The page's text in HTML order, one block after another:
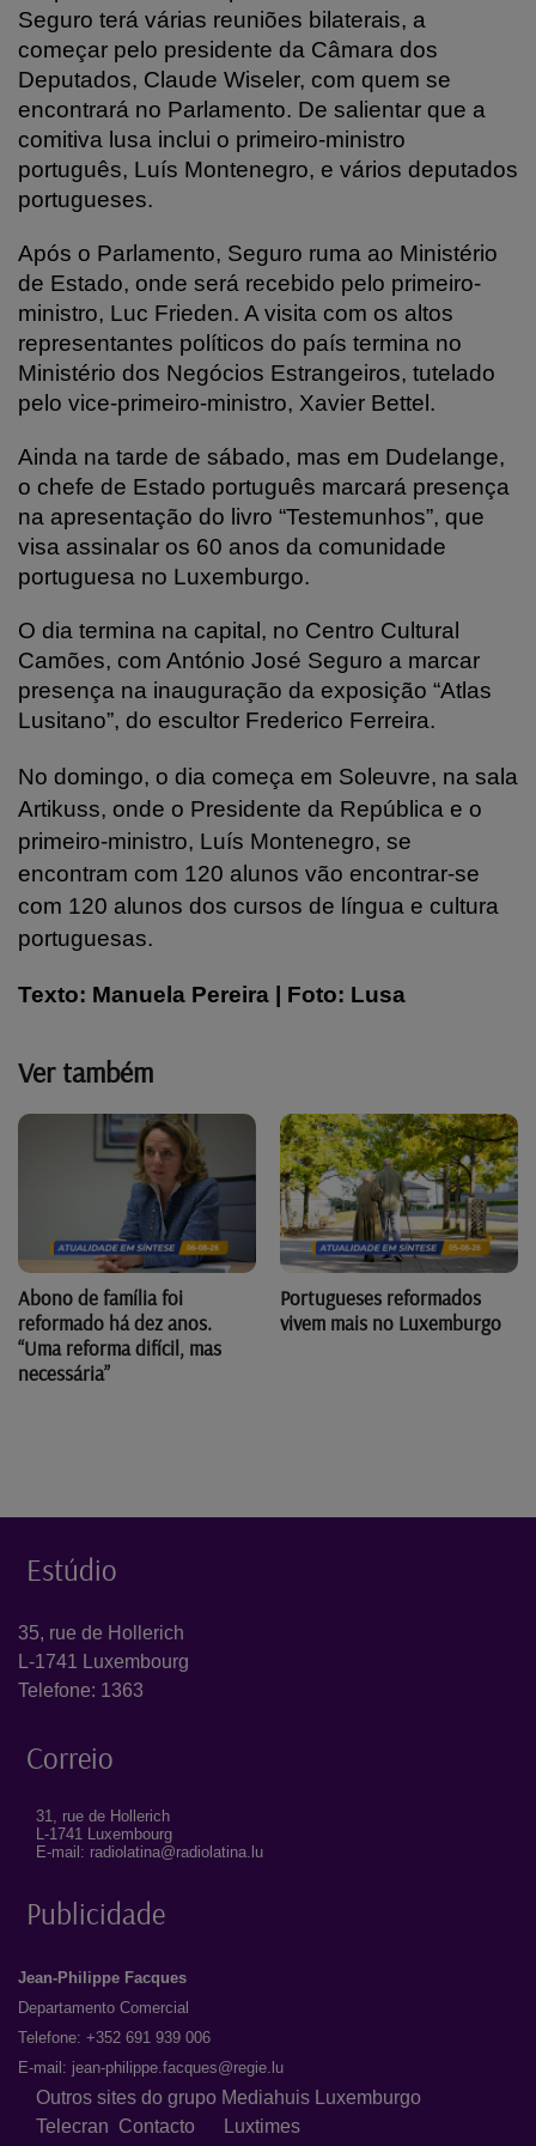
Seguro terá várias reuniões bilaterais, a
começar pelo presidente da Câmara dos
Deputados, Claude Wiseler, com quem se
encontrará no Parlamento. De salientar que a
comitiva lusa inclui o primeiro-ministro
português, Luís Montenegro, e vários deputados
portugueses.
Após o Parlamento, Seguro ruma ao Ministério
de Estado, onde será recebido pelo primeiro-
ministro, Luc Frieden. A visita com os altos
representantes políticos do país termina no
Ministério dos Negócios Estrangeiros, tutelado
pelo vice-primeiro-ministro, Xavier Bettel.
Ainda na tarde de sábado, mas em Dudelange,
o chefe de Estado português marcará presença
na apresentação do livro “Testemunhos”, que
visa assinalar os 60 anos da comunidade
portuguesa no Luxemburgo.
O dia termina na capital, no Centro Cultural
Camões, com António José Seguro a marcar
presença na inauguração da exposição “Atlas
Lusitano”, do escultor Frederico Ferreira.
No domingo, o dia começa em Soleuvre, na sala
Artikuss, onde o Presidente da República e o
primeiro-ministro, Luís Montenegro, se
encontram com 120 alunos vão encontrar-se
com 120 alunos dos cursos de língua e cultura
portuguesas.
Texto: Manuela Pereira | Foto: Lusa
Ver também
Abono de família foi
reformado há dez anos.
“Uma reforma difícil, mas
necessária”
Portugueses reformados
vivem mais no Luxemburgo
Estúdio
35, rue de Hollerich
L-1741 Luxembourg
Telefone: 1363
Correio
31, rue de Hollerich
L-1741 Luxembourg
E-mail: radiolatina@radiolatina.lu
Publicidade
Jean-Philippe Facques
Departamento Comercial
Telefone: +352 691 939 006
E-mail: jean-philippe.facques@regie.lu
Outros sites do grupo Mediahuis Luxemburgo
Telecran Contacto
Luxtimes